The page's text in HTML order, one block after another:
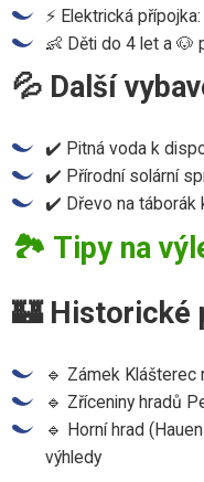
⚡ Elektrická
👶 Děti do 4 let a 🐶
💦 Další
✔️ Pitná voda k
✔️ Přírodní solární
✔️ Dřevo na táborák
🏞 Tipy na
🏰 Historické
🔹 Zámek Klášterec
🔹 Zříceniny hradů
🔹 Horní hrad
výhledy